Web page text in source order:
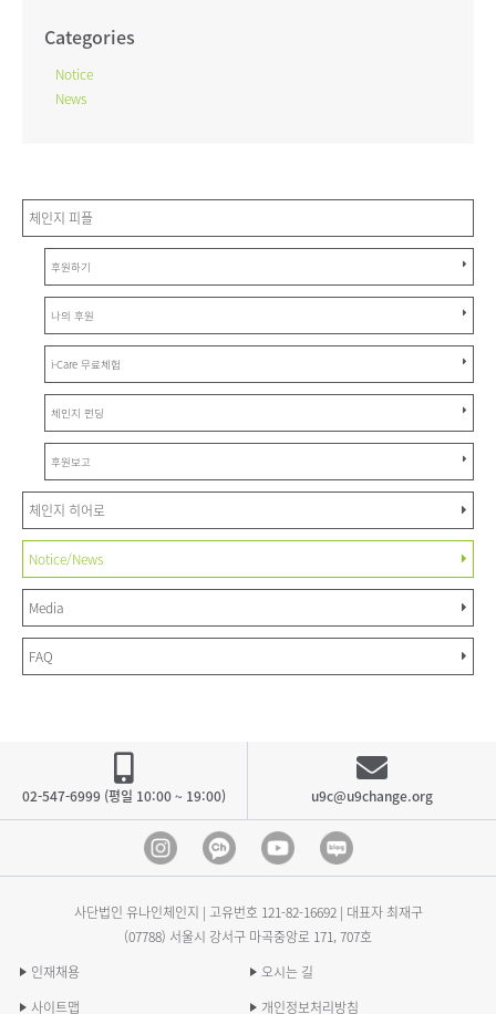
Categories
Notice
News
체인지 피플
후원하기
나의 후원
i-Care 무료체험
체인지 펀딩
후원보고
체인지 히어로
Notice/News
Media
FAQ
02-547-6999 (평일 10:00 ~ 19:00) u9c@u9change.org
InstagramKakao Channel
Youtube blog
사단법인 유나인체인지 | 고유번호 121-82-16692| 대표자 최재구
(07788) 서울시 강서구 마곡중앙로 171, 707호
인재채용
오시는 길
사이트맵
개인정보처리방침